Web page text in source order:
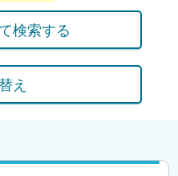
検索する
え